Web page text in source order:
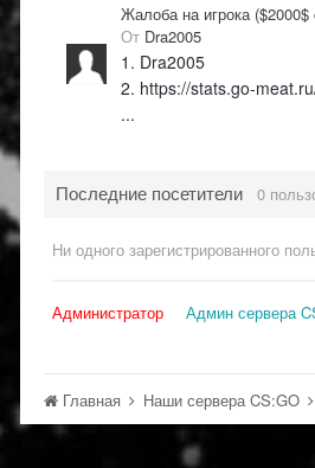
Жалоба на игрока ($2000$
От Dra2005
1. Dra2005
2. https://stats.go-
...
Последние посетители 0
Ни одного зарегистрированного
Администратор Админ сервера
Главная Наши сервера CS:GO